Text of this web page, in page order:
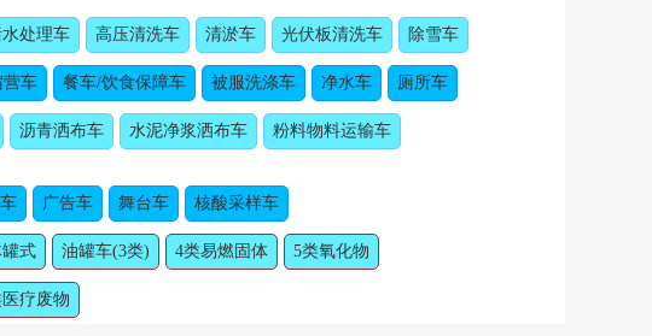
处理车 高压清洗车 清淤车 光伏板清洗车 除雪车
营车 餐车/饮食保障车 被服洗涤车 净水车 厕所车
沥青洒布车 水泥净浆洒布车
粉料物料运输车
广告车 舞台车 核酸采样车
式 油罐车(3类) 4类易燃固体 5类氧化物
疗废物